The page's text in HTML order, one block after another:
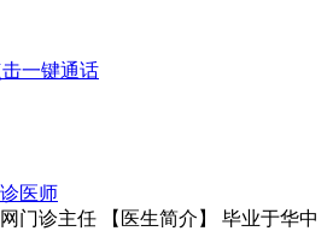
击一键通话
医师
门诊主任 【医生简介】 毕业于华中